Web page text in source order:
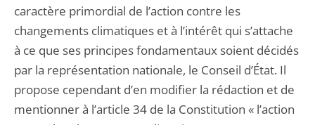
caractère primordial de l’action contre les
changements climatiques et à l’intérêt qui s’attache
à ce que ses principes fondamentaux soient décidés
par la représentation nationale, le Conseil d’État. Il
propose cependant d’en modifier la rédaction et de
mentionner à l’article 34 de la Constitution « l’action